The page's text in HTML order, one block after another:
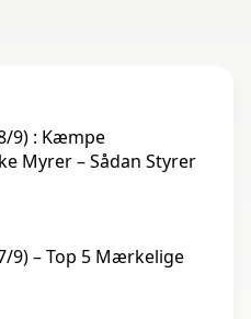
9) : Kæmpe
Myrer – Sådan Styrer
9) – Top 5 Mærkelige